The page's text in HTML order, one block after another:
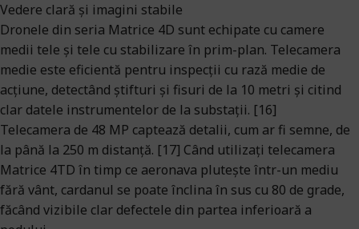
Vedere clară și imagini stabile
Dronele din seria Matrice 4D sunt echipate cu camere
medii tele și tele cu stabilizare în prim-plan. Telecamera
medie este eficientă pentru inspecții cu rază medie de
acțiune, detectând știfturi și fisuri de la 10 metri și citind
clar datele instrumentelor de la substații. [16]
Telecamera de 48 MP captează detalii, cum ar fi semne, de
la până la 250 m distanță. [17] Când utilizați telecamera
Matrice 4TD în timp ce aeronava plutește într-un mediu
fără vânt, cardanul se poate înclina în sus cu 80 de grade,
făcând vizibile clar defectele din partea inferioară a